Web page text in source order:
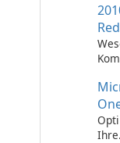
Ihre